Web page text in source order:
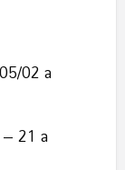
02 a
21 a